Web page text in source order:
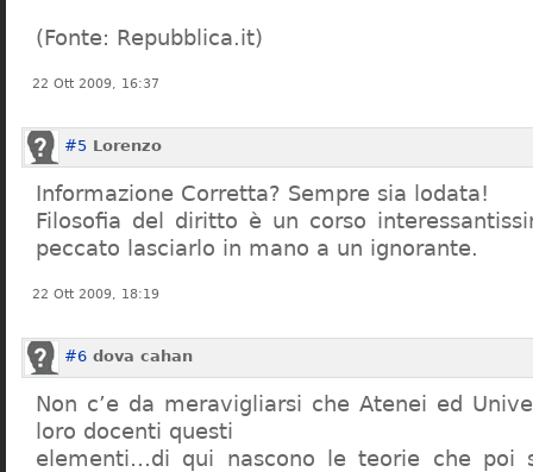
(Fonte: Repubblica.it)
22 Ott 2009, 16:37
#5 Lorenzo
Informazione Corretta? Sempre sia lodata!
Filosofia del diritto è un corso
peccato lasciarlo in mano a un ignorante.
22 Ott 2009, 18:19
#6 dova cahan
Non c’e da meravigliarsi che Atenei ed
loro docenti questi
elementi…di qui nascono le teorie che poi